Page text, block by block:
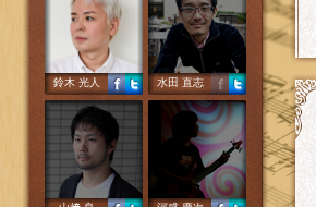
鈴木 光人 水田 直志